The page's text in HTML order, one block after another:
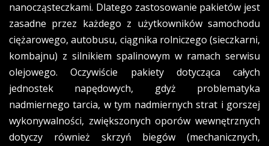
nanocząsteczkami. Dlatego zastosowanie pakietów jest
zasadne przez każdego z użytkowników samochodu
ciężarowego, autobusu, ciągnika rolniczego (sieczkarni,
kombajnu) z silnikiem spalinowym w ramach serwisu
olejowego. Oczywiście pakiety dotycząca całych
jednostek napędowych, gdyż problematyka
nadmiernego tarcia, w tym nadmiernych strat i gorszej
wykonywalności, zwiększonych oporów wewnętrznych
dotyczy również skrzyń biegów (mechanicznych,